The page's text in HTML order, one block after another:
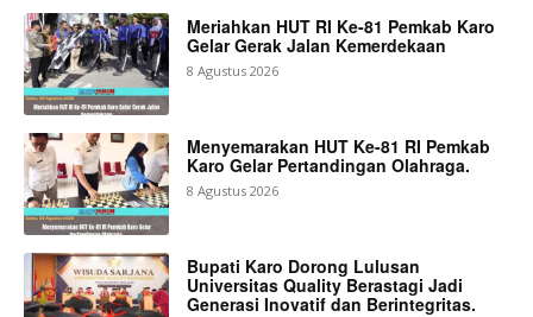
Meriahkan HUT RI Ke-81 Pemkab Karo
Gelar Gerak Jalan Kemerdekaan
8 Agustus 2026
Menyemarakan HUT Ke-81 RI Pemkab
Karo Gelar Pertandingan Olahraga.
8 Agustus 2026
Bupati Karo Dorong Lulusan
Universitas Quality Berastagi Jadi
Generasi Inovatif dan Berintegritas.